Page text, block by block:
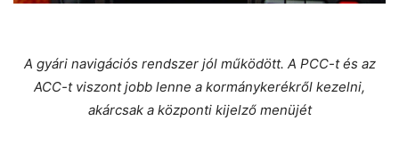
A gyári navigációs rendszer jól működött. A PCC-t és az
ACC-t viszont jobb lenne a kormánykerékről kezelni,
akárcsak a központi kijelző menüjét